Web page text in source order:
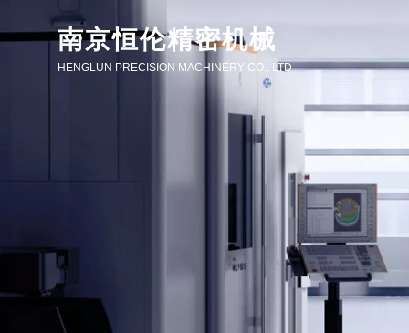
南京恒伦精密机械
HENGLUN PRECISION MACHINERY CO., LTD